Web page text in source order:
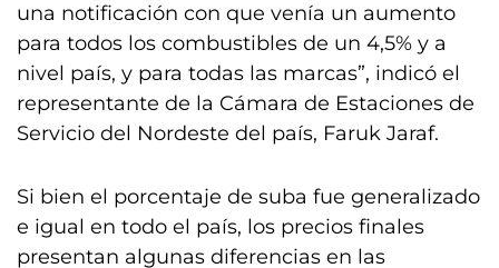
una notificación con que venía un aumento
para todos los combustibles de un 4,5% y a
nivel país, y para todas las marcas”, indicó el
representante de la Cámara de Estaciones de
Servicio del Nordeste del país, Faruk Jaraf.
Si bien el porcentaje de suba fue generalizado
e igual en todo el país, los precios finales
presentan algunas diferencias en las